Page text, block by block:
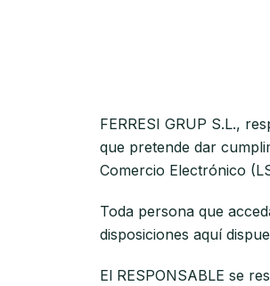
FERRESI GRUP S.L.,
que pretende dar
Comercio Electrónico
Toda persona que
disposiciones aquí
El RESPONSABLE se